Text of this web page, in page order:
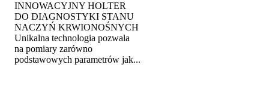
INNOWACYJNY HOLTER
DO DIAGNOSTYKI STANU
NACZYŃ KRWIONOŚNYCH
Unikalna technologia pozwala
na pomiary zarówno
podstawowych parametrów jak...